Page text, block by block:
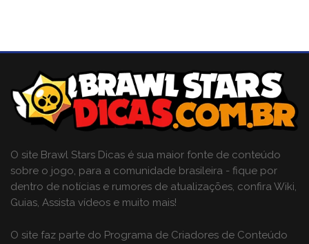
O site Brawl Stars Dicas é sua maior fonte de conteúdo
sobre o jogo, para a comunidade brasileira - fique por
dentro de notícias e rumores de atualizações, confira Wiki,
Guias, Assista vídeos e muito mais!
O site faz parte do Programa de Criadores de Conteúdo